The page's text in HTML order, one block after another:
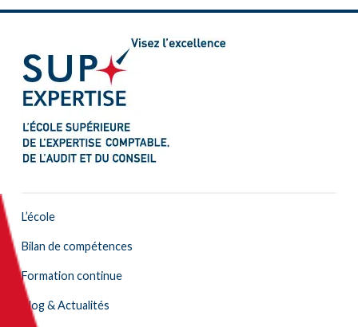
L’école
Bilan de compétences
Formation continue
Blog & Actualités